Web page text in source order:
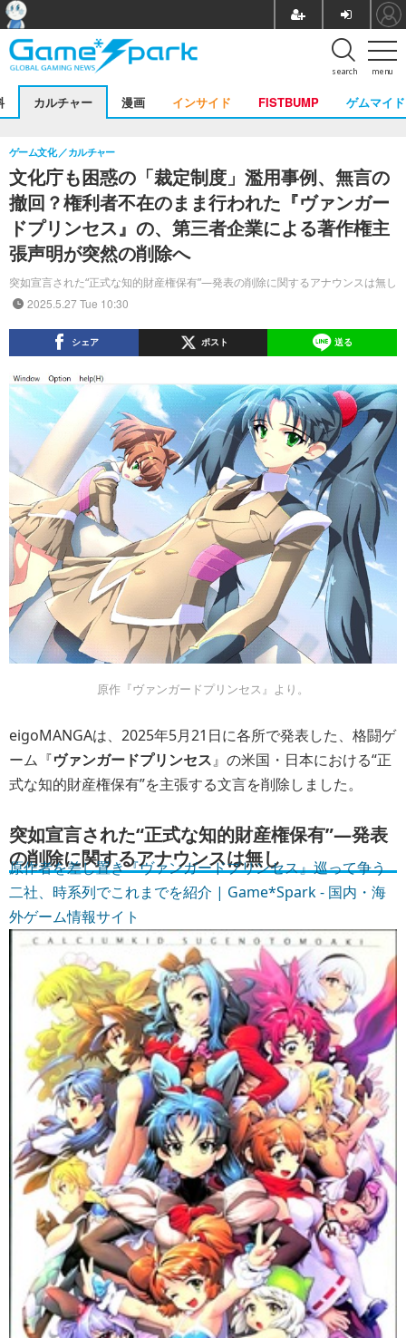
menu
search
カルチャー 漫画 インサイド FISTBUMP ゲムマイド
文化庁も困惑の「裁定制度」濫用事例、無言の
撤回？権利者不在のまま行われた『ヴァンガー
ドプリンセス』の、第三者企業による著作権主
張声明が突然の削除へ
突如宣言された“正式な知的財産権保有”―発表の削除に関するアナウンスは無し
ゲーム文化 カルチャー
2025.5.27 Tue 10:30
シェア ポスト 送る
原作『ヴァンガードプリンセス』より。
eigoMANGAは、2025年5月21日に各所で発表した、格闘ゲ
ーム『ヴァンガードプリンセス』の米国・日本における“正
式な知的財産権保有”を主張する文言を削除しました。
突如宣言された“正式な知的財産権保有”―発表
の削除に関するアナウンスは無し
原作者を差し置き『ヴァンガードプリンセス』巡って争う
二社、時系列でこれまでを紹介 | Game*Spark - 国内・海
外ゲーム情報サイト